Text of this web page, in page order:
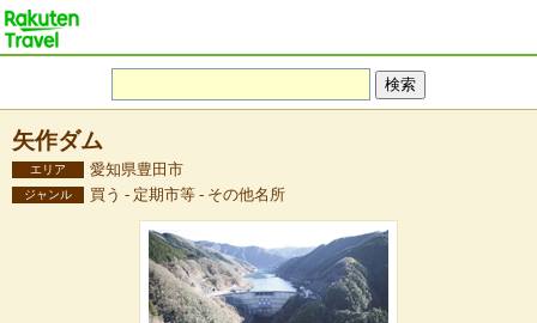
矢作ダム
エリア 愛知県豊田市
ジャンル 買う - 定期市等 - その他名所